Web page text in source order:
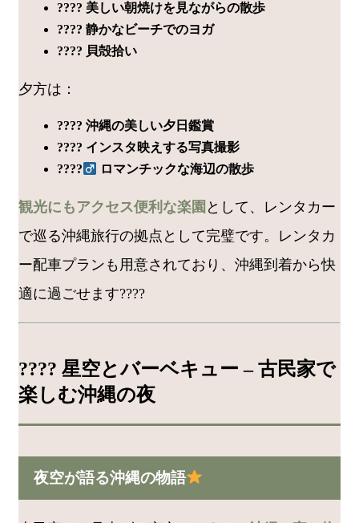
???? 美しい朝焼けを見ながらの散歩
????️ 静かなビーチでのヨガ
???? 貝殻拾い
夕方は：
???? 沖縄の美しい夕日鑑賞
???? インスタ映えする写真撮影
????‍
ロマンチックな海辺の散歩
観光にもアクセス便利な楽園 として、レンタカー
で巡る沖縄旅行の拠点として完璧です。レンタカ
ー配車プランも用意されており、沖縄到着から快
適に過ごせます????
???? 星空とバーベキュー – 古民家で
楽しむ沖縄の夜
夜空が語る沖縄の物語